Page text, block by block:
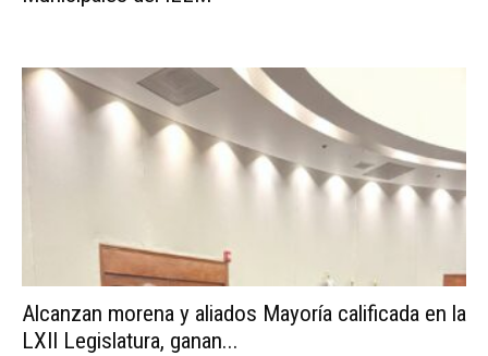
Alcanzan morena y aliados Mayoría calificada en la
LXII Legislatura, ganan...